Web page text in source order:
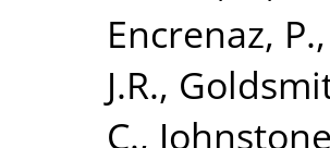
Encrenaz, P.,
J.R.,
C.,